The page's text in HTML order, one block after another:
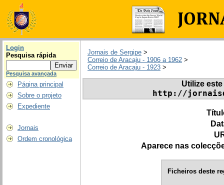
Login
Pesquisa rápida
Pesquisa avançada
Página principal
Sobre o projeto
Expediente
Jornais
Ordem cronológica
Jornais de Sergipe >
Correio de Aracaju - 1906 a 1962 >
Correio de Aracaju - 1923 >
Utilize
http://
Aparece nas
Ficheiros deste